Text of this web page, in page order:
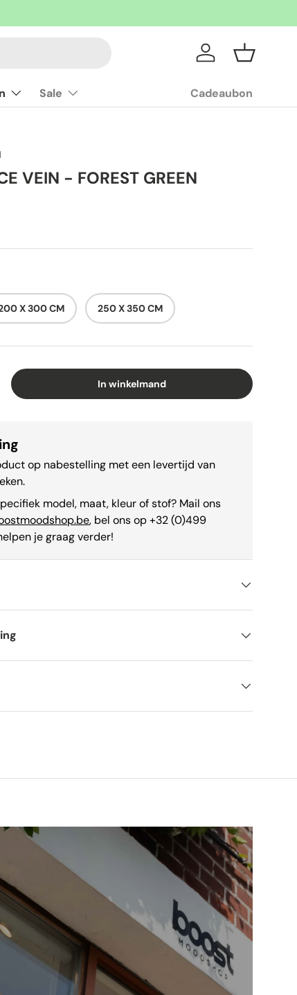
InloggenMandje
Sale Cadeaubon
VEIN - FOREST GREEN
X 300 CM 250 X 350 CM
In winkelmand
op nabestelling met een levertijd van
model, maat, kleur of stof? Mail ons
, bel ons op +32 (0)499
je graag verder!